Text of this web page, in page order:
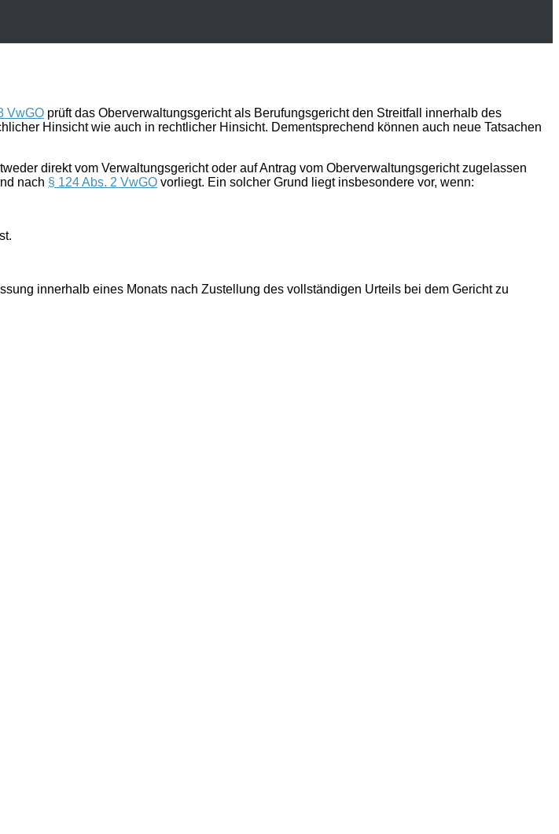
VwGO prüft das Oberverwaltungsgericht als Berufungsgericht den Streitfall innerhalb des
Hinsicht wie auch in rechtlicher Hinsicht. Dementsprechend können auch neue Tatsachen
direkt vom Verwaltungsgericht oder auf Antrag vom Oberverwaltungsgericht zugelassen
nach § 124 Abs. 2 VwGO vorliegt. Ein solcher Grund liegt insbesondere vor, wenn:
innerhalb eines Monats nach Zustellung des vollständigen Urteils bei dem Gericht zu